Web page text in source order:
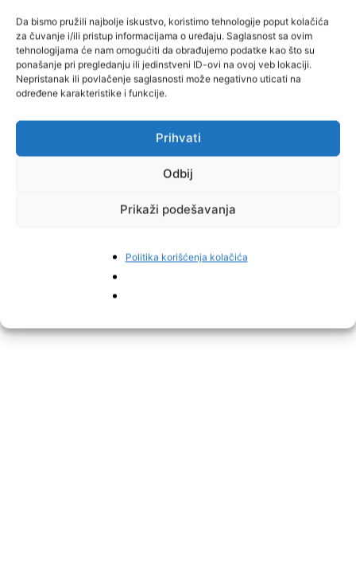
Da bismo pružili najbolje iskustvo, koristimo tehnologije poput kolačića
za čuvanje i/ili pristup informacijama o uređaju. Saglasnost sa ovim
tehnologijama će nam omogućiti da obrađujemo podatke kao što su
ponašanje pri pregledanju ili jedinstveni ID-ovi na ovoj veb lokaciji.
Nepristanak ili povlačenje saglasnosti može negativno uticati na
određene karakteristike i funkcije.
Prihvati
Odbij
Prikaži podešavanja
Politika korišćenja kolačića
tretmanima – obećao je Selvir te obećanje ubrzo ispunio.
– Može se vidjeti varoa na papiru skinuta tokom osmog i devetog
dana tretiranja ćurekotovim uljem, dakle u roku od neka 24 sata.
Do sad je palo otprilike 500 komada varoe za devet dana, i mislim
podijelio je sa nama svoj način borbe protiv varoe Selver. Njegovu,
ali i sve druge priče u kojima će biti govora o suzbijanju ovog
pčelinjeg nametnika prirodnom sredstvima, nastavljamo pratiti.
Selverov kontakt email je: selver.business@gmail.com